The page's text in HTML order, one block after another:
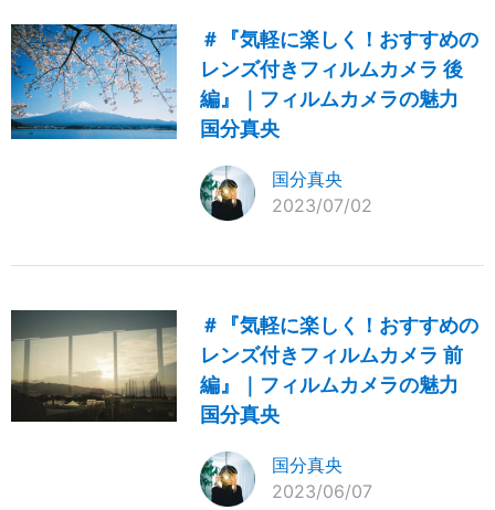
＃『気軽に楽しく！おすすめの
レンズ付きフィルムカメラ 後
編』｜フィルムカメラの魅力
国分真央
国分真央
2023/07/02
＃『気軽に楽しく！おすすめの
レンズ付きフィルムカメラ 前
編』｜フィルムカメラの魅力
国分真央
国分真央
2023/06/07